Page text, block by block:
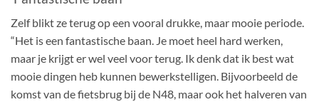
Zelf blikt ze terug op een vooral drukke, maar mooie periode.
“Het is een fantastische baan. Je moet heel hard werken,
maar je krijgt er wel veel voor terug. Ik denk dat ik best wat
mooie dingen heb kunnen bewerkstelligen. Bijvoorbeeld de
komst van de fietsbrug bij de N48, maar ook het halveren van